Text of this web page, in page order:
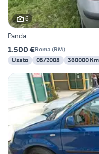
6
Panda
1.500 €Roma (RM)
Usato
05/2008 360000 Km